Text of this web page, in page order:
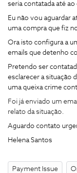
seria contatada até
Eu não vou aguardar
uma compra que fiz
Ora isto configura a
emails que detenho
Pretendo ser
esclarecer a situação
uma queixa crime
Foi já enviado um
relato da situação.
Aguardo contato
Helena Santos
Payment Issue